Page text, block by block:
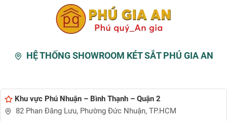
HỆ THỐNG SHOWROOM KÉT SẮT PHÚ GIA AN
Khu vực Phú Nhuận – Bình Thạnh – Quận 2
82 Phan Đăng Lưu, Phường Đức Nhuận, TP.HCM